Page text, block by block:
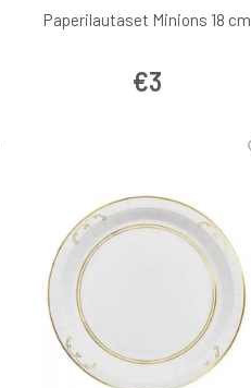
Paperilautaset Minions 18 cm
€3